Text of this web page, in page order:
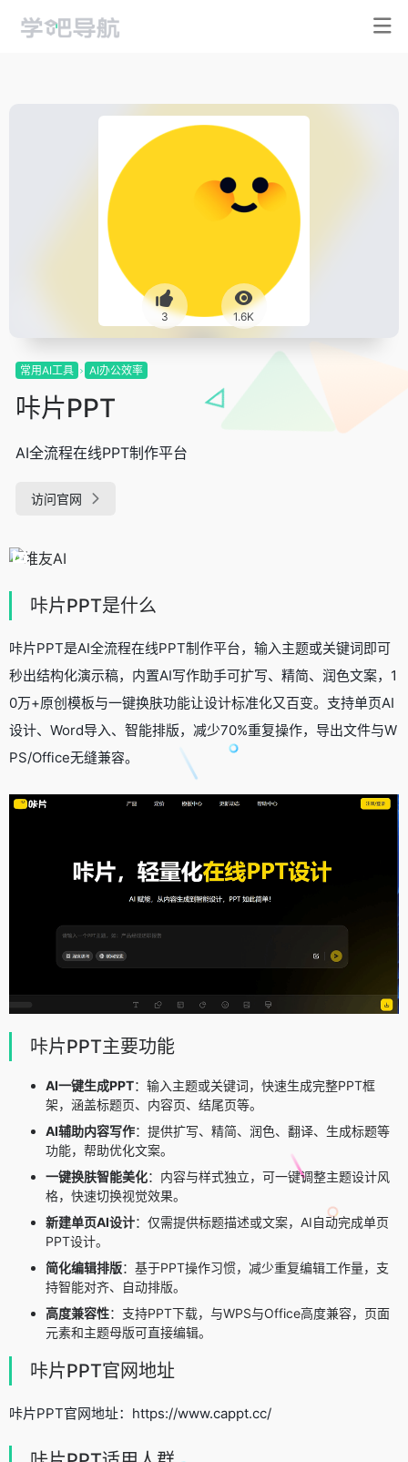
3 1.6K
常用AI工具 AI办公效率
咔片PPT
AI全流程在线PPT制作平台
访问官网
咔片PPT是什么
咔片PPT是AI全流程在线PPT制作平台，输入主题或关键词即可
秒出结构化演示稿，内置AI写作助手可扩写、精简、润色文案，1
0万+原创模板与一键换肤功能让设计标准化又百变。支持单页AI
设计、Word导入、智能排版，减少70%重复操作，导出文件与W
PS/Office无缝兼容。
咔片PPT主要功能
AI一键生成PPT：输入主题或关键词，快速生成完整PPT框
架，涵盖标题页、内容页、结尾页等。
AI辅助内容写作：提供扩写、精简、润色、翻译、生成标题等
功能，帮助优化文案。
一键换肤智能美化：内容与样式独立，可一键调整主题设计风
格，快速切换视觉效果。
新建单页AI设计：仅需提供标题描述或文案，AI自动完成单页
PPT设计。
简化编辑排版：基于PPT操作习惯，减少重复编辑工作量，支
持智能对齐、自动排版。
高度兼容性：支持PPT下载，与WPS与Office高度兼容，页面
元素和主题母版可直接编辑。
咔片PPT官网地址
咔片PPT官网地址：https://www.cappt.cc/